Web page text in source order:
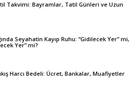
Takvimi: Bayramlar, Tatil Günleri ve Uzun
Seyahatin Kayıp Ruhu: “Gidilecek Yer” mi,
Yer” mi?
Harcı Bedeli: Ücret, Bankalar, Muafiyetler